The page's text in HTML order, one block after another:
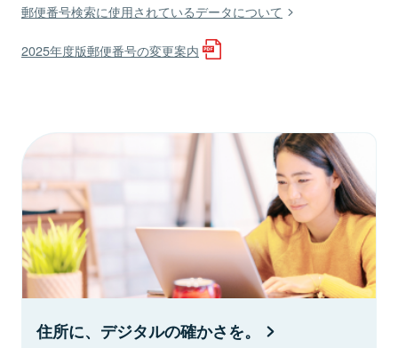
郵便番号検索に使用されているデータについて
2025年度版郵便番号の変更案内
住所に、デジタルの確かさを。